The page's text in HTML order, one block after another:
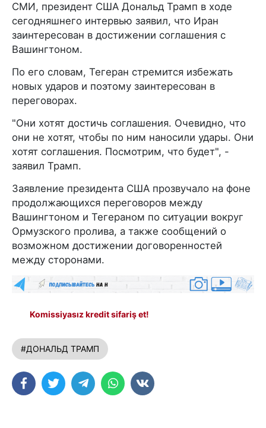
СМИ, президент США Дональд Трамп в ходе
сегодняшнего интервью заявил, что Иран
заинтересован в достижении соглашения с
Вашингтоном.
По его словам, Тегеран стремится избежать
новых ударов и поэтому заинтересован в
переговорах.
"Они хотят достичь соглашения. Очевидно, что
они не хотят, чтобы по ним наносили удары. Они
хотят соглашения. Посмотрим, что будет", -
заявил Трамп.
Заявление президента США прозвучало на фоне
продолжающихся переговоров между
Вашингтоном и Тегераном по ситуации вокруг
Ормузского пролива, а также сообщений о
возможном достижении договоренностей
между сторонами.
Komissiyasız kredit sifariş et!
#ДОНАЛЬД ТРАМП